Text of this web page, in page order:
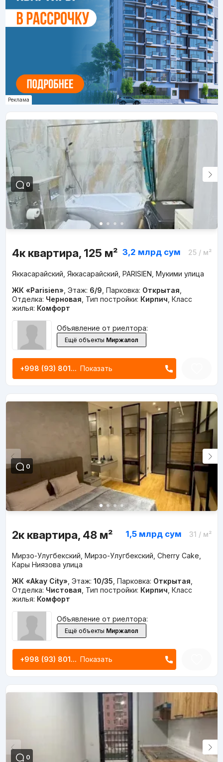
Реклама
0
4к квартира, 125 м² 3,2 млрд сум 25/ м²
Яккасарайский, Яккасарайский, PARISIEN, Мукими улица
ЖК «Parisien» Этаж: 6/9 Парковка: Открытая
Отделка: Черновая Тип постройки: Кирпич Класс
жилья: Комфорт
Объявление от риелтора:
Ещё объекты Миржалол
+998 (93) 801... Показать
0
2к квартира, 48 м² 1,5 млрд сум 31 / м²
Мирзо-Улугбекский, Мирзо-Улугбекский, Cherry Cake,
Кары Ниязова улица
ЖК «Akay City» Этаж: 10/35 Парковка: Открытая
Отделка: Чистовая Тип постройки: Кирпич Класс
жилья: Комфорт
Объявление от риелтора:
Ещё объекты Миржалол
+998 (93) 801... Показать
0